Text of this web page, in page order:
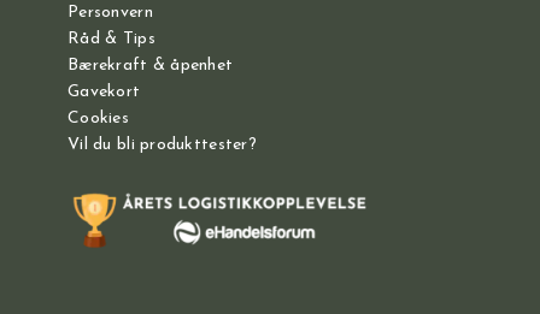
Personvern
Råd & Tips
Bærekraft & åpenhet
Gavekort
Cookies
Vil du bli produkttester?